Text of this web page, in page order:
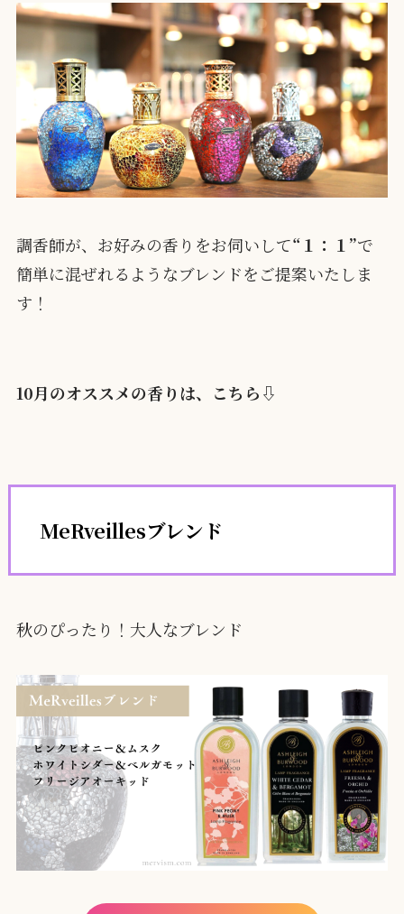
調香師が、お好みの香りをお伺いして“１：１”で
簡単に混ぜれるようなブレンドをご提案いたしま
す！
10月のオススメの香りは、こちら⇩
MeRveillesブレンド
秋のぴったり！大人なブレンド